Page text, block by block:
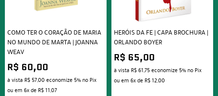
COMO TER O CORAÇÃO DE MARIA
NO MUNDO DE MARTA | JOANNA
WEAV
R$ 60,00
à vista R$ 57,00 economize 5% no Pix
ou em 6xde R$ 11,07
HERÓIS DA FE | CAPA BROCHURA |
ORLANDO BOYER
R$ 65,00
à vista R$ 61,75economize 5% no Pix
ou em 6xde R$ 12,00